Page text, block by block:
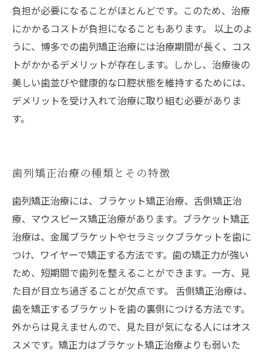
負担が必要になることがほとんどです。このため、治療
にかかるコストが負担になることもあります。 以上のよ
うに、博多での歯列矯正治療には治療期間が長く、コス
トがかかるデメリットが存在します。しかし、治療後の
美しい歯並びや健康的な口腔状態を維持するためには、
デメリットを受け入れて治療に取り組む必要がありま
す。
歯列矯正治療の種類とその特徴
歯列矯正治療には、ブラケット矯正治療、舌側矯正治
療、マウスピース矯正治療があります。ブラケット矯正
治療は、金属ブラケットやセラミックブラケットを歯に
つけ、ワイヤーで矯正する方法です。歯の矯正力が強い
ため、短期間で歯列を整えることができます。一方、見
た目が目立ち過ぎることが欠点です。 舌側矯正治療は、
歯を矯正するブラケットを歯の裏側につける方法です。
外からは見えませんので、見た目が気になる人にはオス
スメです。矯正力はブラケット矯正治療よりも弱いた